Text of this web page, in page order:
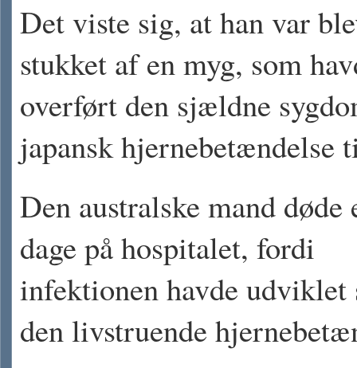
Det viste sig, at han var
stukket af en myg, som
overført den sjældne
japansk hjernebetændelse
Den australske mand døde
dage på hospitalet, fordi
infektionen havde
den livstruende